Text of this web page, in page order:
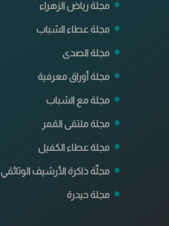
مجلة رياض الزهراء
مجلة عطاء الشباب
مجلة الصدى
مجلة أوراق معرفية
مجلة مع الشباب
مجلة ملتقى القمر
مجلة عطاء الكفيل
مجلّة ذاكرة الأرشيف الوثائقي
مجلة حيدرة